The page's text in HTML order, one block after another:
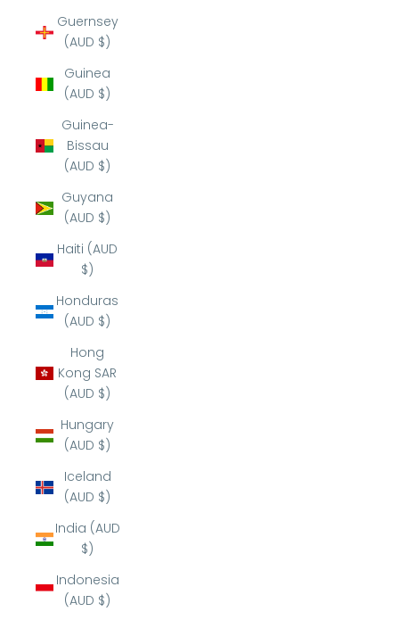
Guernsey
(AUD $)
Guinea
(AUD $)
Guinea-
Bissau
(AUD $)
Guyana
(AUD $)
Haiti (AUD
$)
Honduras
(AUD $)
Hong
Kong SAR
(AUD $)
Hungary
(AUD $)
Iceland
(AUD $)
India (AUD
$)
Indonesia
(AUD $)